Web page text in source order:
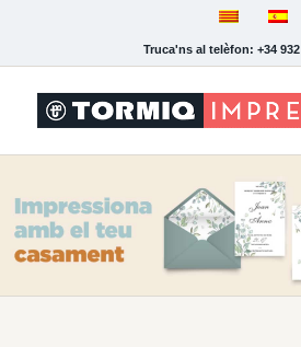
Truca'ns al telèfon: +34 932